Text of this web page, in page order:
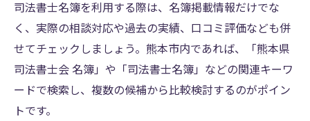
司法書士名簿を利用する際は、名簿掲載情報だけでな
く、実際の相談対応や過去の実績、口コミ評価なども併
せてチェックしましょう。熊本市内であれば、「熊本県
司法書士会 名簿」や「司法書士名簿」などの関連キーワ
ードで検索し、複数の候補から比較検討するのがポイン
トです。